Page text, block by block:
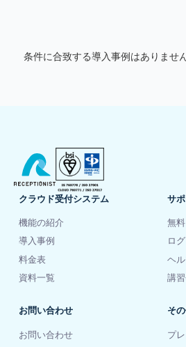
条件に合致する導入事例はありません
クラウド受付システム
機能の紹介
導入事例
料金表
資料一覧
サ
無
ロ
ヘ
講
お問い合わせ
お問い合わせ
そ
プ